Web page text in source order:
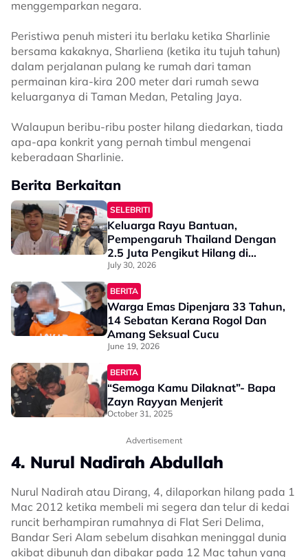
menggemparkan negara.
Peristiwa penuh misteri itu berlaku ketika Sharlinie
bersama kakaknya, Sharliena (ketika itu tujuh tahun)
dalam perjalanan pulang ke rumah dari taman
permainan kira-kira 200 meter dari rumah sewa
keluarganya di Taman Medan, Petaling Jaya.
Walaupun beribu-ribu poster hilang diedarkan, tiada
apa-apa konkrit yang pernah timbul mengenai
keberadaan Sharlinie.
Berita Berkaitan
SELEBRITI
Keluarga Rayu Bantuan,
Pempengaruh Thailand Dengan
2.5 Juta Pengikut Hilang di
Georgia
July 30, 2026
BERITA
Warga Emas Dipenjara 33 Tahun,
14 Sebatan Kerana Rogol Dan
Amang Seksual Cucu
June 19, 2026
BERITA
“Semoga Kamu Dilaknat”- Bapa
Zayn Rayyan Menjerit
October 31, 2025
Advertisement
4. Nurul Nadirah Abdullah
Nurul Nadirah atau Dirang, 4, dilaporkan hilang pada 1
Mac 2012 ketika membeli mi segera dan telur di kedai
runcit berhampiran rumahnya di Flat Seri Delima,
Bandar Seri Alam sebelum disahkan meninggal dunia
akibat dibunuh dan dibakar pada 12 Mac tahun yang